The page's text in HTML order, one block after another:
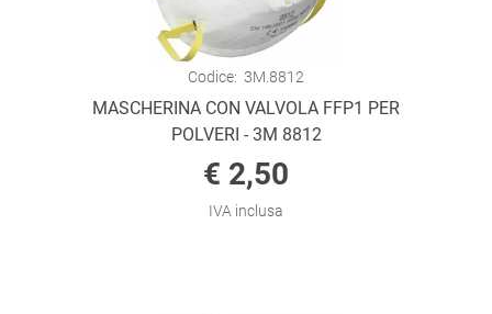
Codice: 3M.8812
MASCHERINA CON VALVOLA FFP1 PER
POLVERI - 3M 8812
€ 2,50
IVA inclusa